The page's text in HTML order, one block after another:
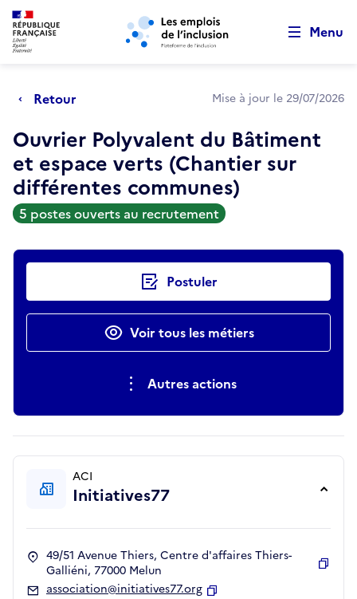
Aller au menu principal Aller au contenu principal
Menu
Retour Mise à jour le 29/07/2026
Ouvrier Polyvalent du Bâtiment
et espace verts (Chantier sur
différentes communes)
5 postes ouverts au recrutement
Actions rapides Postuler
Voir tous les métiers
Autres actions
ACI
Initiatives77
49/51 Avenue Thiers, Centre d'affaires Thiers-
Galliéni, 77000 Melun
association@initiatives77.org
Retour au début de la page
Panneau de gestion des cookies